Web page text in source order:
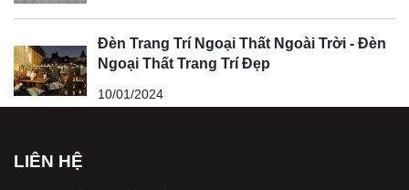
Đèn Trang Trí Ngoại Thất Ngoài Trời - Đèn
Ngoại Thất Trang Trí Đẹp
10/01/2024
LIÊN HỆ